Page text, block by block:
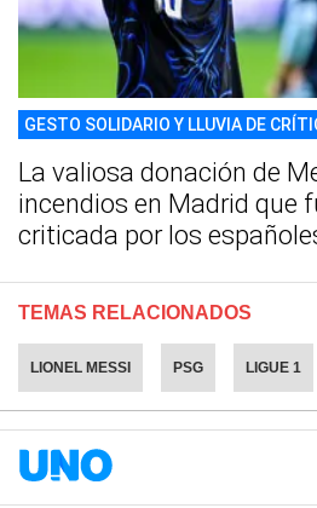
GESTO SOLIDARIO Y LLUVIA DE
La valiosa donación de
incendios en Madrid que
criticada por los
TEMAS RELACIONADOS
LIONEL MESSI PSG LIGUE 1